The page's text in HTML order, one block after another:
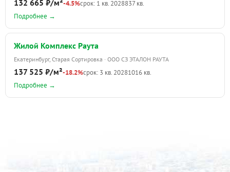
132 665 ₽/м²-4.5%срок: 1 кв. 2028837 кв.
Подробнее →
Жилой Комплекс Раута
Екатеринбург, Старая Сортировка · ООО СЗ ЭТАЛОН РАУТА
137 525 ₽/м²-18.2%срок: 3 кв. 20281016 кв.
Подробнее →